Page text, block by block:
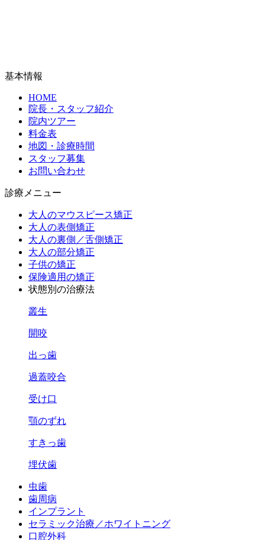
基本情報
HOME
院長・スタッフ紹介
院内ツアー
料金表
地図・診療時間
スタッフ募集
お問い合わせ
診療メニュー
大人のマウスピース矯正
大人の表側矯正
大人の裏側／舌側矯正
大人の部分矯正
子供の矯正
保険適用の矯正
状態別の治療法
叢生
開咬
出っ歯
過蓋咬合
受け口
顎のずれ
すきっ歯
埋伏歯
虫歯
歯周病
インプラント
セラミック治療／ホワイトニング
口腔外科